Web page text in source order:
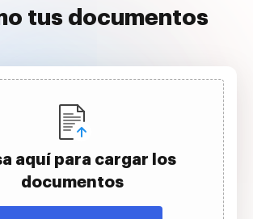
tus documentos
aquí para cargar los
documentos